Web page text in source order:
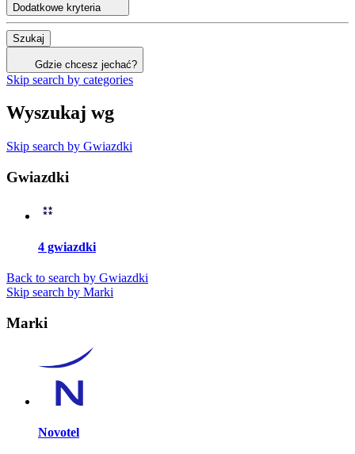
Dodatkowe kryteria
Szukaj
Gdzie chcesz jechać?
Skip search by categories
Wyszukaj wg
Skip search by Gwiazdki
Gwiazdki
4 gwiazdki
Back to search by Gwiazdki
Skip search by Marki
Marki
Novotel